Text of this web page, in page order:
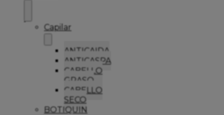
Capilar
ANTICAIDA
ANTICASPA
CABELLO
GRASO
CABELLO
SECO
BOTIQUIN